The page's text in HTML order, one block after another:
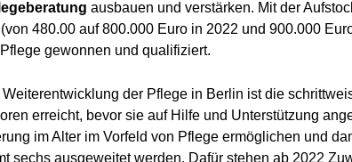
ausbauen und verstärken. Mit der
(von 480.00 auf 800.000 Euro in 2022 und 900.000
gewonnen und qualifiziert.
der Pflege in Berlin ist die
erreicht, bevor sie auf Hilfe und Unterstützung
im Alter im Vorfeld von Pflege ermöglichen und
sechs ausgeweitet werden. Dafür stehen ab 2022